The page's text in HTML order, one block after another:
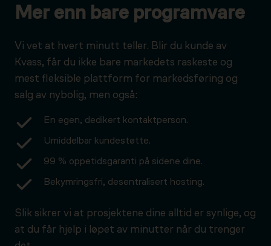
Mer enn bare programvare
Vi vet at hvert minutt teller. Blir du kunde av
Kvass, får du ikke bare markedets raskeste og
mest fleksible plattform for markedsføring og
salg av nybolig, men også:
En egen, dedikert kontaktperson.
Umiddelbar kundestøtte.
99 % oppetidsgaranti på sidene dine.
Bekymringsfri, desentralisert hosting.
Slik sikrer vi at prosjektene dine alltid er synlige, og
at du får hjelp i løpet av minutter når du trenger